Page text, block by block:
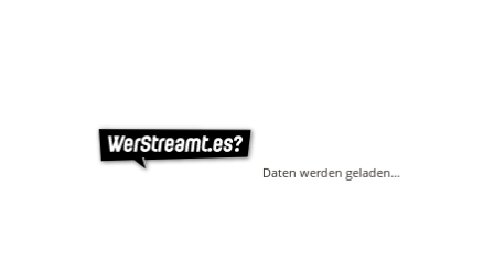
Daten werden geladen…